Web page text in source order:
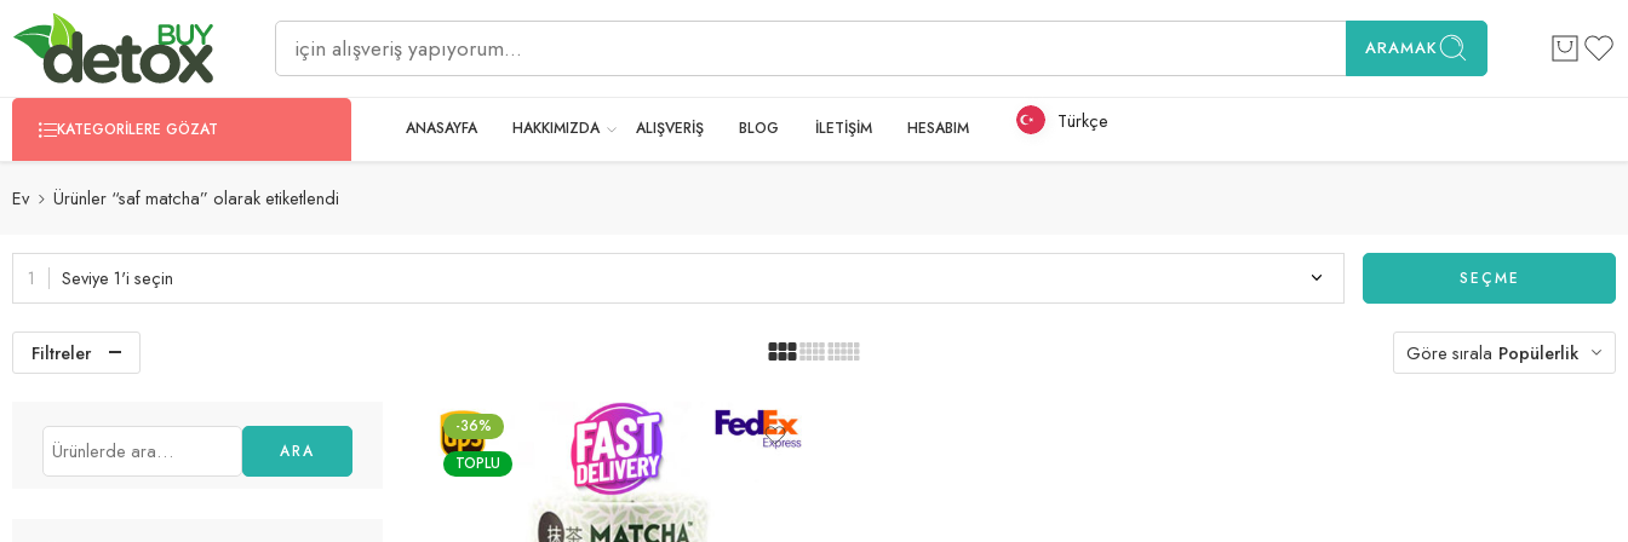
ARAMAK
KATEGORILERE GÖZAT ANASAYFA HAKKIMIZDA ALIŞVERİŞ BLOG İLETİŞİM HESABIM Türkçe
Ev Ürünler “saf matcha” olarak etiketlendi
Seviye 1'i seçin SEÇME
Filtreler Göre sırala Popülerlik
-36%
TOPLU
ARA